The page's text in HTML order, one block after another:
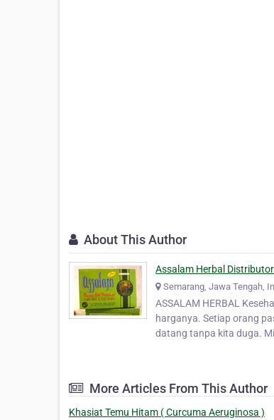
About This Author
Assalam Herbal Distributor
Semarang, Jawa Tengah,
ASSALAM HERBAL
harganya. Setiap orang
datang tanpa kita duga.
More Articles From This Author
Khasiat Temu Hitam ( Curcuma Aeruginosa )